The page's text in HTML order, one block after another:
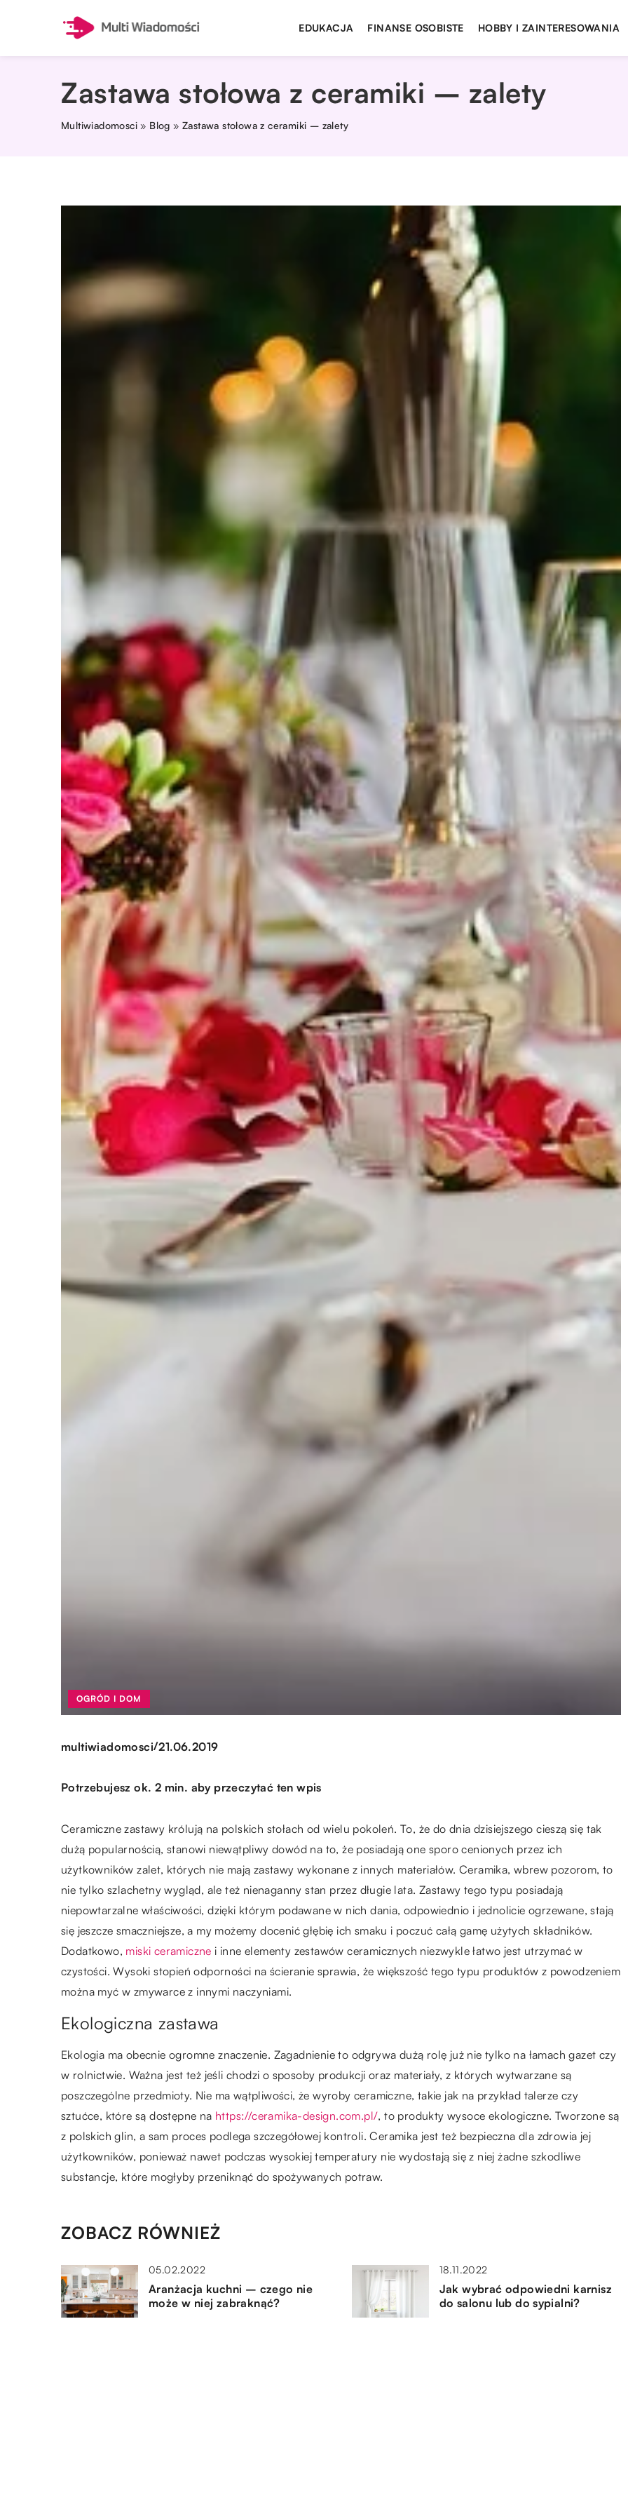
EDUKACJA FINANSE OSOBISTE HOBBY I ZAINTERESOWANIA
Zastawa stołowa z ceramiki – zalety
Multiwiadomosci » Blog »Zastawa stołowa z ceramiki – zalety
OGRÓD I DOM
multiwiadomosci/21.06.2019
Potrzebujesz ok. 2 min. aby przeczytać ten wpis
Ceramiczne zastawy królują na polskich stołach od wielu pokoleń. To, że do dnia dzisiejszego cieszą się tak
dużą popularnością, stanowi niewątpliwy dowód na to, że posiadają one sporo cenionych przez ich
użytkowników zalet, których nie mają zastawy wykonane z innych materiałów. Ceramika, wbrew pozorom, to
nie tylko szlachetny wygląd, ale też nienaganny stan przez długie lata. Zastawy tego typu posiadają
niepowtarzalne właściwości, dzięki którym podawane w nich dania, odpowiednio i jednolicie ogrzewane, stają
się jeszcze smaczniejsze, a my możemy docenić głębię ich smaku i poczuć całą gamę użytych składników.
Dodatkowo, miski ceramiczne i inne elementy zestawów ceramicznych niezwykle łatwo jest utrzymać w
czystości. Wysoki stopień odporności na ścieranie sprawia, że większość tego typu produktów z powodzeniem
można myć w zmywarce z innymi naczyniami.
Ekologiczna zastawa
Ekologia ma obecnie ogromne znaczenie. Zagadnienie to odgrywa dużą rolę już nie tylko na łamach gazet czy
w rolnictwie. Ważna jest też jeśli chodzi o sposoby produkcji oraz materiały, z których wytwarzane są
poszczególne przedmioty. Nie ma wątpliwości, że wyroby ceramiczne, takie jak na przykład talerze czy
sztućce, które są dostępne na https://ceramika-design.com.pl/, to produkty wysoce ekologiczne. Tworzone są
z polskich glin, a sam proces podlega szczegółowej kontroli. Ceramika jest też bezpieczna dla zdrowia jej
użytkowników, ponieważ nawet podczas wysokiej temperatury nie wydostają się z niej żadne szkodliwe
substancje, które mogłyby przeniknąć do spożywanych potraw.
ZOBACZ RÓWNIEŻ
05.02.2022
Aranżacja kuchni – czego nie
może w niej zabraknąć?
18.11.2022
Jak wybrać odpowiedni karnisz
do salonu lub do sypialni?